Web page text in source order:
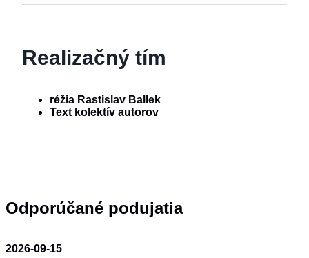
Realizačný tím
réžia Rastislav Ballek
Text kolektív autorov
Odporúčané podujatia
2026-09-15